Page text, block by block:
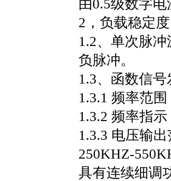
由0.5级数字
2，负载稳定
1.2、单次脉
负脉冲。
1.3、函数信
1.3.1 频率范
1.3.2 频率指
1.3.3 电压输
250KHZ-
具有连续细调